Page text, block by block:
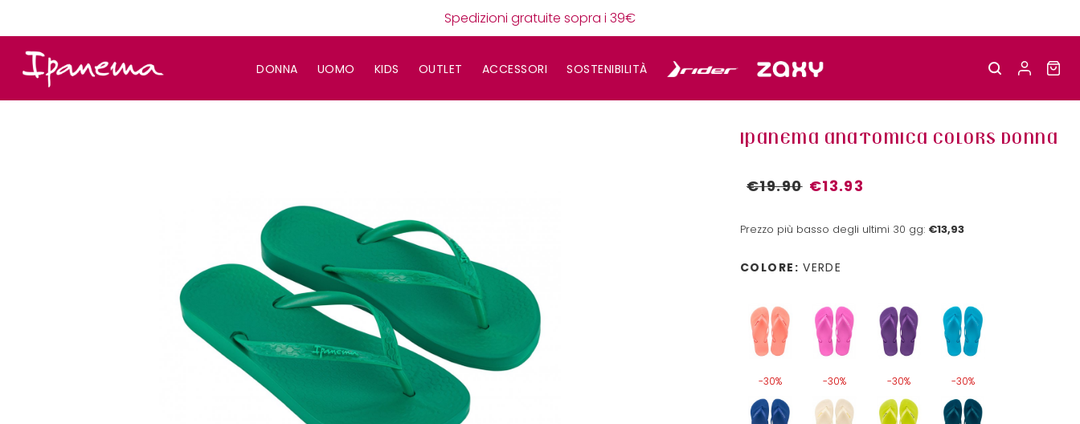
Spedizioni gratuite sopra i 39€
DONNA UOMO KIDS OUTLET ACCESSORI SOSTENIBILITÀ
IPANEMA ANATOMICA COLORS DONNA
€19.90 €13.93
Prezzo più basso degli ultimi 30 gg: €13,93
COLORE: VERDE
-30% -30% -30% -30%